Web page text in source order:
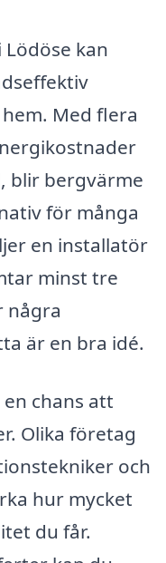
kan
Med flera
blir bergvärme
för många
en installatör
minst tre
några
är en bra idé.
chans att
Olika företag
och
hur mycket
du får.